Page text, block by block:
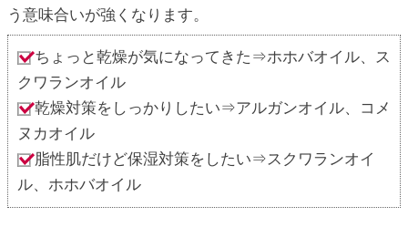
う意味合いが強くなります。
ちょっと乾燥が気になってきた⇒ホホバオイル、ス
クワランオイル
乾燥対策をしっかりしたい⇒アルガンオイル、コメ
ヌカオイル
脂性肌だけど保湿対策をしたい⇒スクワランオイ
ル、ホホバオイル